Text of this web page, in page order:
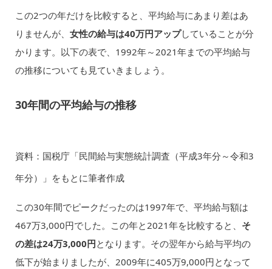
この2つの年だけを比較すると、平均給与にあまり差はあ
りませんが、 女性の給与は40万円アップしていることが分
かります。以下の表で、1992年～2021年までの平均給与
の推移についても見ていきましょう。
30年間の平均給与の推移
資料：国税庁「民間給与実態統計調査（平成3年分～令和3
年分）」をもとに筆者作成
この30年間でピークだったのは1997年で、平均給与額は
467万3,000円でした。この年と2021年を比較すると、 そ
の差は24万3,000円となります。その翌年から給与平均の
低下が始まりましたが、2009年に405万9,000円となって